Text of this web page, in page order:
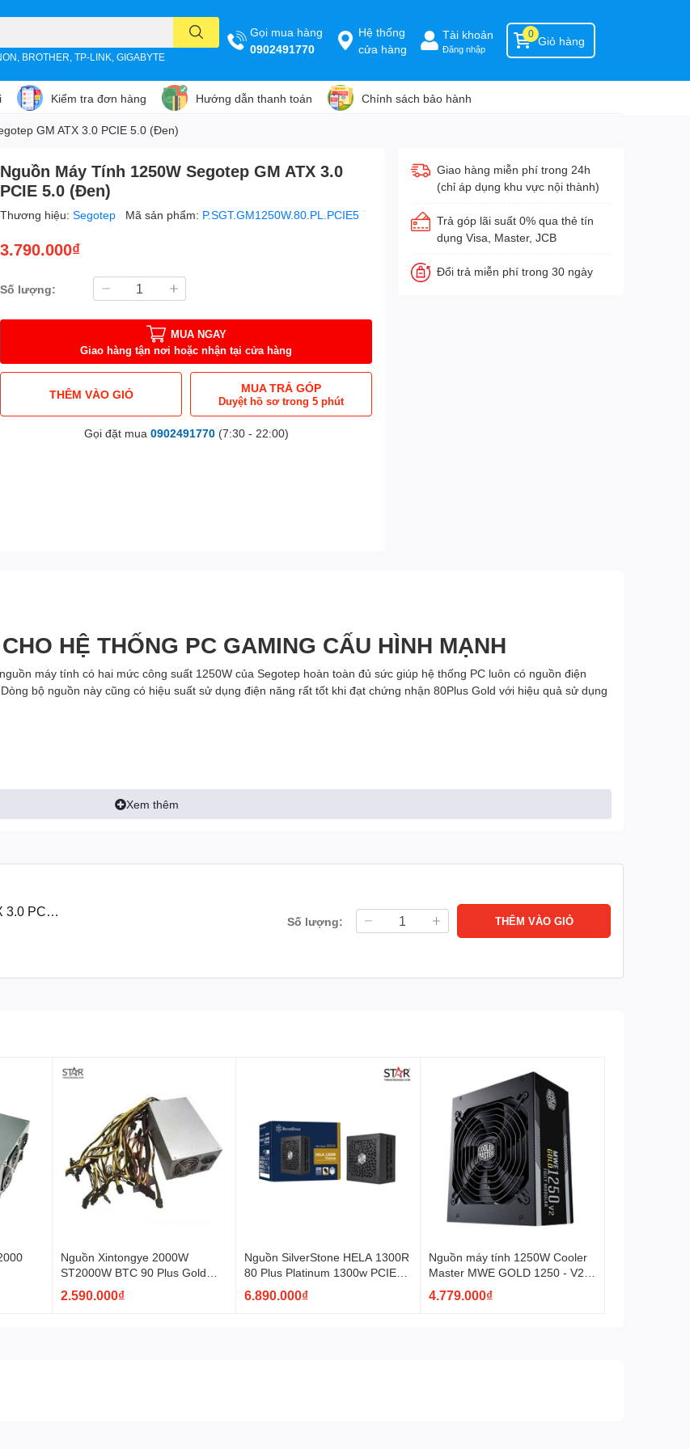
BROTHER, TP-LINK, GIGABYTE
Gọi mua hàng
0902491770
Hệ thống
cửa hàng
Tài khoản
Đăng nhập
Giỏ hàng
0
Kiểm tra đơn hàng Hướng dẫn thanh toán Chính sách bảo hành
GM ATX 3.0 PCIE 5.0 (Đen)
Nguồn Máy Tính 1250W Segotep GM ATX 3.0
PCIE 5.0 (Đen)
Thương hiệu:Segotep Mã sản phẩm: P.SGT.GM1250W.80.PL.PCIE5
3.790.000₫
Số lượng:
MUA NGAY
Giao hàng tận nơi hoặc nhận tại cửa hàng
THÊM VÀO GIỎ MUA TRẢ GÓP
Duyệt hồ sơ trong 5 phút
Gọi đặt mua 0902491770(7:30 - 22:00)
Giao hàng miễn phí trong 24h
(chỉ áp dụng khu vực nội thành)
Trả góp lãi suất 0% qua thẻ tín
dụng Visa, Master, JCB
Đổi trả miễn phí trong 30 ngày
HỆ THỐNG PC GAMING CẤU HÌNH MẠNH
máy tính có hai mức công suất 1250W của Segotep hoàn toàn đủ sức giúp hệ thống PC luôn có nguồn điện
bộ nguồn này cũng có hiệu suất sử dụng điện năng rất tốt khi đạt chứng nhận 80Plus Gold với hiệu quả sử dụng
điện năng cho dòng card đồ họa Geforcre RTX4070 Tikể cả dòng card mạnh nhất là Geforce RTX 4090 với mức
Xem thêm
PCIE
Số lượng: THÊM VÀO GIỎ
Nguồn Xintongye 2000W
ST2000W BTC 90 Plus Gold
(Không Box)
2.590.000₫
Nguồn SilverStone HELA 1300R
80 Plus Platinum 1300w PCIE5
Full Modular
6.890.000₫
Nguồn máy tính 1250W Cooler
Master MWE GOLD 1250 - V2
ATX 3.0
4.779.000₫